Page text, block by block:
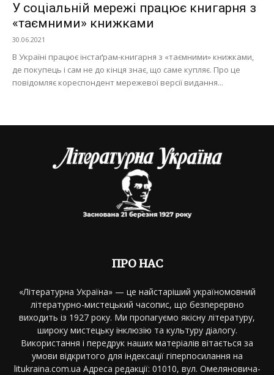
У соціальній мережі працює книгарня з
«таємними» книжками
30.06.2021
В Україні працює інстаґрам-книгарня з «таємними» книжками,
де покупець і сам не до кінця знає, що саме купляє. Про це
повідомляє кореспондент мережевої версії видання...
ПРО НАС
«Літературна Україна» — це найстаріший україномовний
літературно-мистецький часопис, що безперервно
виходить із 1927 року. Ми пропагуємо якісну літературу,
широку мистецьку інклюзію та культуру діалогу.
Використання і передрук наших матеріалів вітається за
умови відкритого для індексації гіперпосилання на
litukraina.com.ua Адреса редакції: 01010, вул. Омеляновича-